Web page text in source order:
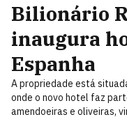
Bilionário
inaugura
Espanha
A propriedade está
onde o novo hotel faz
amendoeiras e oliveiras,